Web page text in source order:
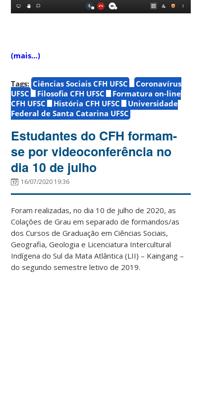
(mais…)
Tags: Ciências Sociais CFH UFSC
Coronavírus
UFSC
Filosofia CFH UFSC
Formatura on-line
CFH UFSC
História CFH UFSC
Universidade
Federal de Santa Catarina UFSC
Estudantes do CFH formam-
se por videoconferência no
dia 10 de julho
16/07/2020 19:36
Foram realizadas, no dia 10 de julho de 2020, as
Colações de Grau em separado de formandos/as
dos Cursos de Graduação em Ciências Sociais,
Geografia, Geologia e Licenciatura Intercultural
Indígena do Sul da Mata Atlântica (LII) – Kaingang –
do segundo semestre letivo de 2019.